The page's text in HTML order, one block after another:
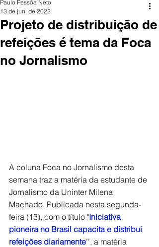
Projeto de distribuição de
refeições é tema da Foca
no Jornalismo
Paulo Pessôa Neto
13 de jun. de 2022
A coluna Foca no Jornalismo desta
semana traz a matéria da estudante de
Jornalismo da Uninter Milena
Machado. Publicada nesta segunda-
feira (13), com o título "Iniciativa
pioneira no Brasil capacita e distribui
refeições diariamente’’, a matéria